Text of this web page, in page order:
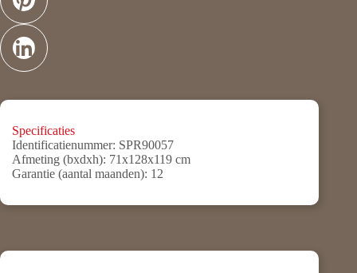
Specificaties
Identificatienummer: SPR90057
Afmeting (bxdxh): 71x128x119 cm
Garantie (aantal maanden): 12